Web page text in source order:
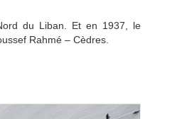
du Liban. Et en 1937, le
Rahmé – Cèdres.